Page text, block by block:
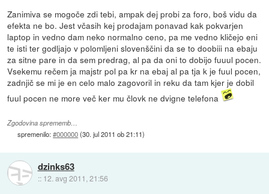
Zanimiva se mogoče zdi tebi, ampak dej probi za foro, boš vidu da
efekta ne bo. Jest včasih kej prodajam ponavad kak pokvarjen
laptop in vedno dam neko normalno ceno, pa me vedno kličejo eni
te isti ter godljajo v polomljeni slovenščini da se to doobiii na ebaju
za sitne pare in da sem predrag, al pa da oni to dobijo fuuul pocen.
Vsekemu rečem ja majstr pol pa kr na ebaj al pa tja k je fuul pocen,
zadnjič se mi je en celo malo zagovoril in reku da tam kjer je dobil
fuul pocen ne more več ker mu človk ne dvigne telefona
Zgodovina sprememb…
spremenilo:#000000(30. jul 2011 ob 21:11)
dzinks63
:: 12. avg 2011, 21:56